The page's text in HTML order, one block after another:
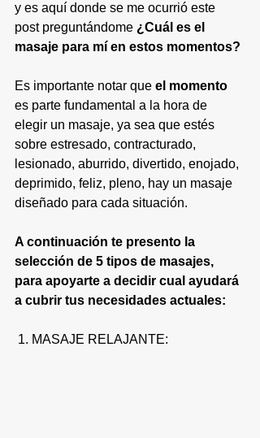
y es aquí donde se me ocurrió este
post preguntándome ¿Cuál es el
masaje para mí en estos momentos?
Es importante notar que el momento
es parte fundamental a la hora de
elegir un masaje, ya sea que estés
sobre estresado, contracturado,
lesionado, aburrido, divertido, enojado,
deprimido, feliz, pleno, hay un masaje
diseñado para cada situación.
A continuación te presento la
selección de 5 tipos de masajes,
para apoyarte a decidir cual ayudará
a cubrir tus necesidades actuales:
1. MASAJE RELAJANTE: